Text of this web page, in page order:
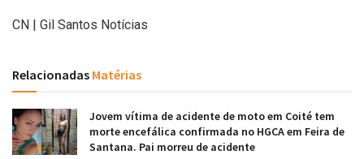
CN | Gil Santos Notícias
Relacionadas Matérias
Jovem vítima de acidente de moto em Coité tem
morte encefálica confirmada no HGCA em Feira de
Santana. Pai morreu de acidente